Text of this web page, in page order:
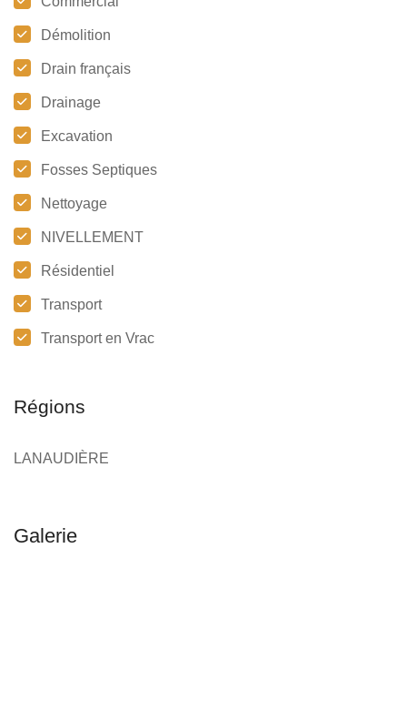
Démolition
Drain français
Drainage
Excavation
Fosses Septiques
Nettoyage
NIVELLEMENT
Résidentiel
Transport
Transport en Vrac
Régions
LANAUDIÈRE